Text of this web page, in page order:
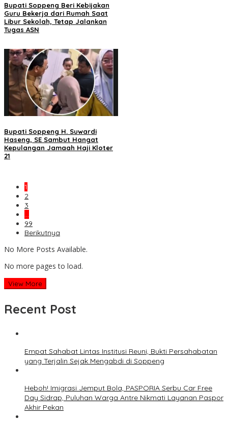
Bupati Soppeng Beri Kebijakan
Guru Bekerja dari Rumah Saat
Libur Sekolah, Tetap Jalankan
Tugas ASN
Bupati Soppeng H. Suwardi
Haseng, SE Sambut Hangat
Kepulangan Jamaah Haji Kloter
21
1
2
3
…
99
Berikutnya
No More Posts Available.
No more pages to load.
View More
Recent Post
Empat Sahabat Lintas Institusi Reuni, Bukti Persahabatan
yang Terjalin Sejak Mengabdi di Soppeng
Heboh! Imigrasi Jemput Bola, PASPORIA Serbu Car Free
Day Sidrap, Puluhan Warga Antre Nikmati Layanan Paspor
Akhir Pekan